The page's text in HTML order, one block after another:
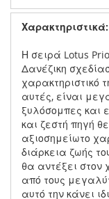
Χαρακτηριστικά:
Η σειρά Lotus
Δανέζικη
χαρακτηριστικό
αυτές, είναι
ξυλόσομπες και
και ζεστή πηγή
αξιοσημείωτο
διάρκεια ζωής
θα αντέξει στον
από τους
αυτό την κάνει